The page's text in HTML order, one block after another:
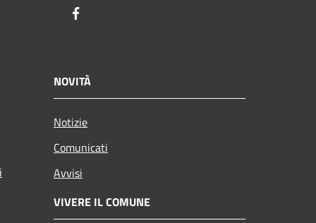
NOVITÀ
Notizie
Comunicati
Avvisi
VIVERE IL COMUNE